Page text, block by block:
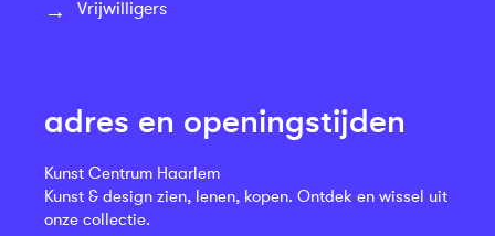
Vrijwilligers
adres en openingstijden
Kunst Centrum Haarlem
Kunst & design zien, lenen, kopen. Ontdek en wissel uit
onze collectie.